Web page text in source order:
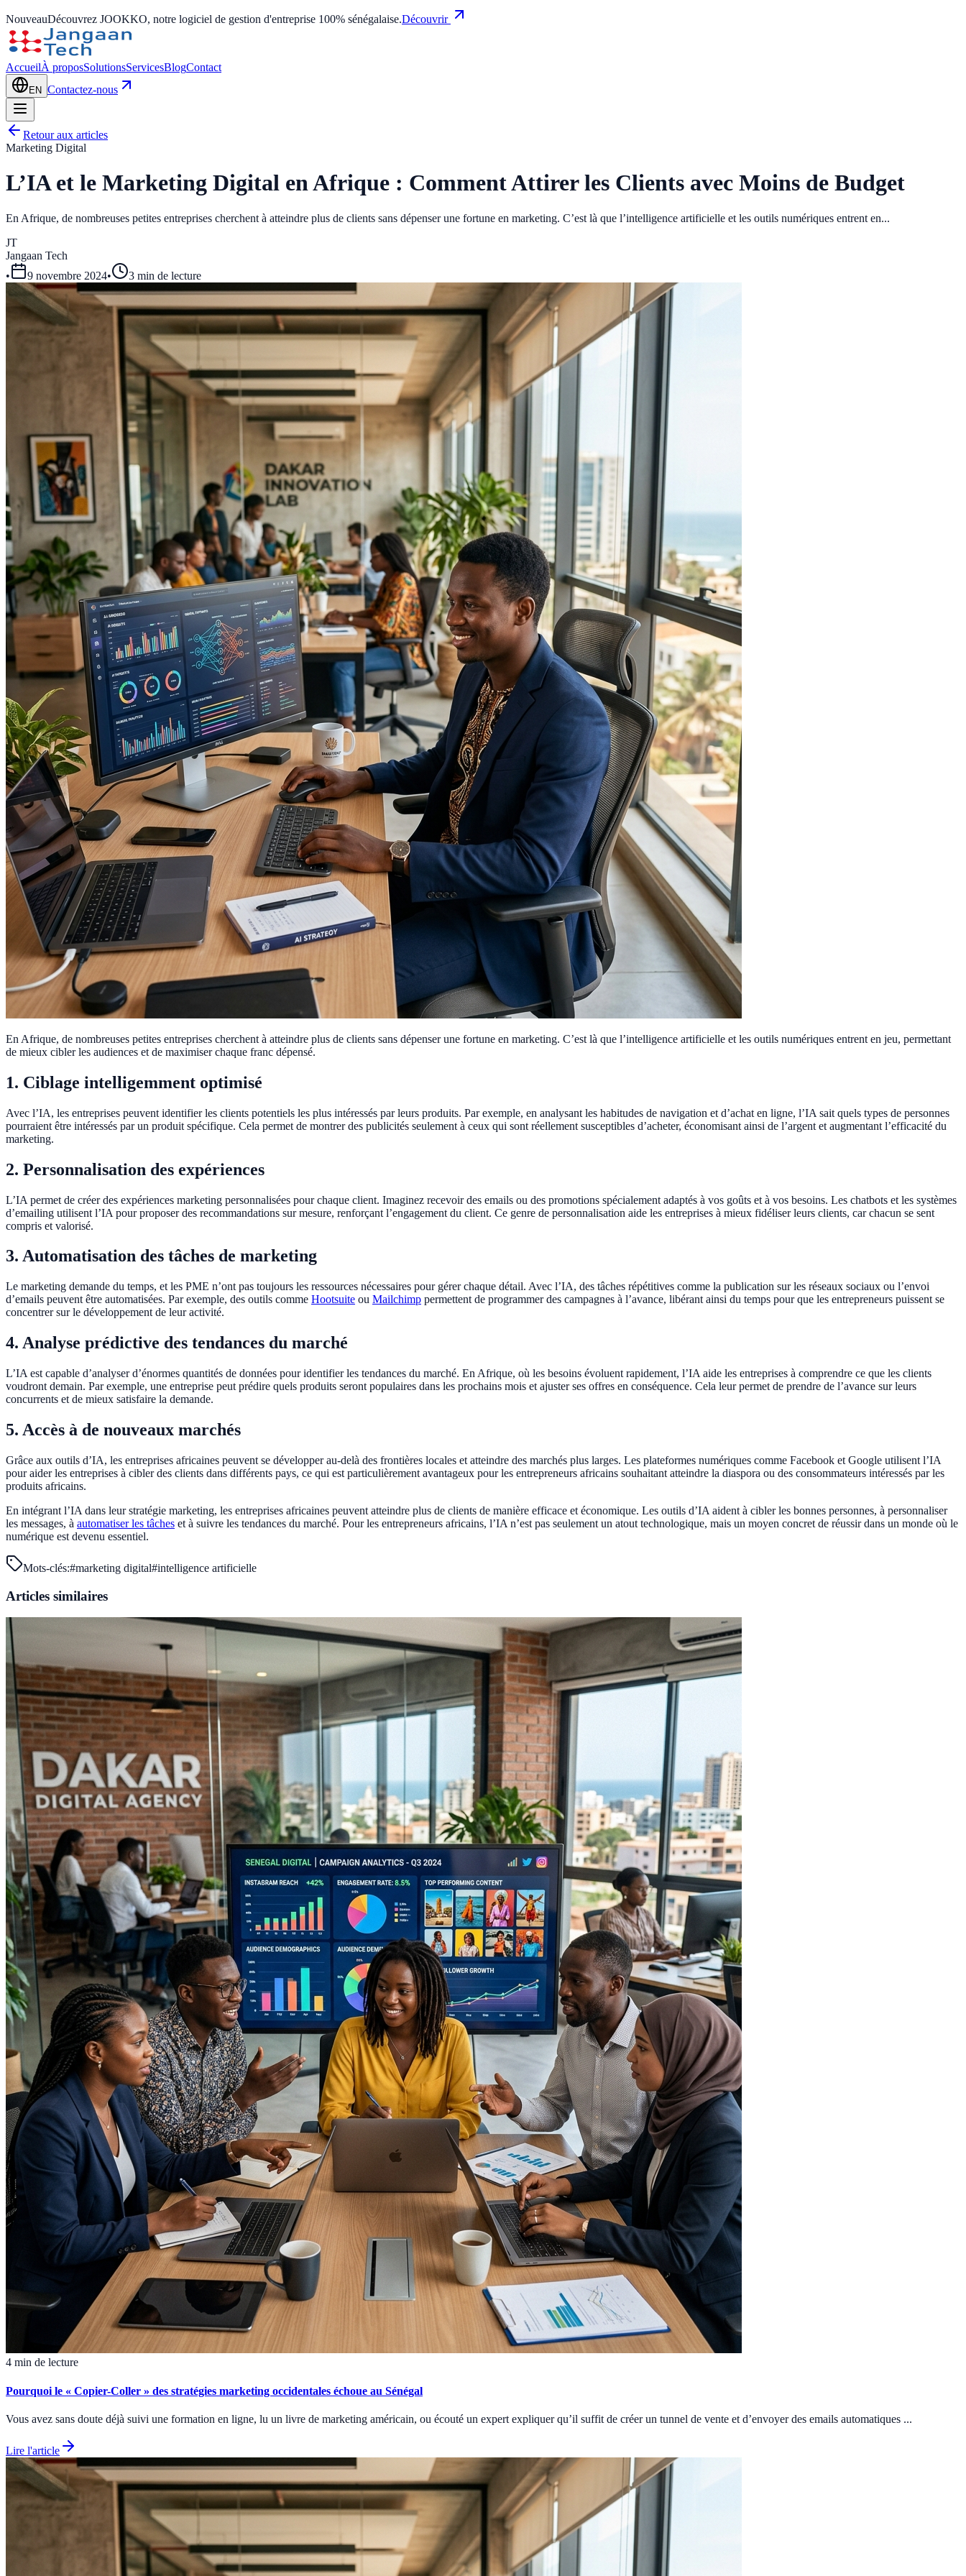
NouveauDécouvrez JOOKKO, notre logiciel de gestion d'entreprise 100% sénégalaise.Découvrir
AccueilÀ proposSolutionsServicesBlogContact
EN Contactez-nous
Retour aux articles
Marketing Digital
L’IA et le Marketing Digital en Afrique : Comment Attirer les Clients avec Moins de Budget
En Afrique, de nombreuses petites entreprises cherchent à atteindre plus de clients sans dépenser une fortune en marketing. C’est là que l’intelligence artificielle et les outils numériques entrent en...
JT
Jangaan Tech
•
9 novembre 2024• 3 min de lecture
En Afrique, de nombreuses petites entreprises cherchent à atteindre plus de clients sans dépenser une fortune en marketing. C’est là que l’intelligence artificielle et les outils numériques entrent en jeu, permettant
de mieux cibler les audiences et de maximiser chaque franc dépensé.
1. Ciblage intelligemment optimisé
Avec l’IA, les entreprises peuvent identifier les clients potentiels les plus intéressés par leurs produits. Par exemple, en analysant les habitudes de navigation et d’achat en ligne, l’IA sait quels types de personnes
pourraient être intéressés par un produit spécifique. Cela permet de montrer des publicités seulement à ceux qui sont réellement susceptibles d’acheter, économisant ainsi de l’argent et augmentant l’efficacité du
marketing.
2. Personnalisation des expériences
L’IA permet de créer des expériences marketing personnalisées pour chaque client. Imaginez recevoir des emails ou des promotions spécialement adaptés à vos goûts et à vos besoins. Les chatbots et les systèmes
d’emailing utilisent l’IA pour proposer des recommandations sur mesure, renforçant l’engagement du client. Ce genre de personnalisation aide les entreprises à mieux fidéliser leurs clients, car chacun se sent
compris et valorisé.
3. Automatisation des tâches de marketing
Le marketing demande du temps, et les PME n’ont pas toujours les ressources nécessaires pour gérer chaque détail. Avec l’IA, des tâches répétitives comme la publication sur les réseaux sociaux ou l’envoi
d’emails peuvent être automatisées. Par exemple, des outils comme Hootsuite ou Mailchimp permettent de programmer des campagnes à l’avance, libérant ainsi du temps pour que les entrepreneurs puissent se
concentrer sur le développement de leur activité.
4. Analyse prédictive des tendances du marché
L’IA est capable d’analyser d’énormes quantités de données pour identifier les tendances du marché. En Afrique, où les besoins évoluent rapidement, l’IA aide les entreprises à comprendre ce que les clients
voudront demain. Par exemple, une entreprise peut prédire quels produits seront populaires dans les prochains mois et ajuster ses offres en conséquence. Cela leur permet de prendre de l’avance sur leurs
concurrents et de mieux satisfaire la demande.
5. Accès à de nouveaux marchés
Grâce aux outils d’IA, les entreprises africaines peuvent se développer au-delà des frontières locales et atteindre des marchés plus larges. Les plateformes numériques comme Facebook et Google utilisent l’IA
pour aider les entreprises à cibler des clients dans différents pays, ce qui est particulièrement avantageux pour les entrepreneurs africains souhaitant atteindre la diaspora ou des consommateurs intéressés par les
produits africains.
En intégrant l’IA dans leur stratégie marketing, les entreprises africaines peuvent atteindre plus de clients de manière efficace et économique. Les outils d’IA aident à cibler les bonnes personnes, à personnaliser
les messages, à automatiser les tâches et à suivre les tendances du marché. Pour les entrepreneurs africains, l’IA n’est pas seulement un atout technologique, mais un moyen concret de réussir dans un monde où le
numérique est devenu essentiel.
Mots-clés:#marketing digital#intelligence artificielle
Articles similaires
4 min de lecture
Pourquoi le « Copier-Coller » des stratégies marketing occidentales échoue au Sénégal
Vous avez sans doute déjà suivi une formation en ligne, lu un livre de marketing américain, ou écouté un expert expliquer qu’il suffit de créer un tunnel de vente et d’envoyer des emails automatiques ...
Lire l'article